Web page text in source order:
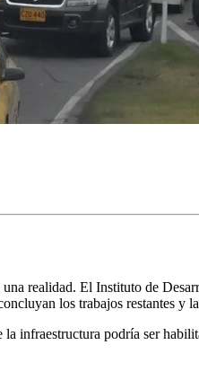
una realidad. El Instituto de
los trabajos restantes y
infraestructura podría ser